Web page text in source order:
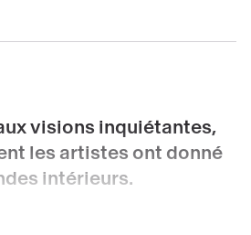
visions inquiétantes,
les artistes ont donné
intérieurs.